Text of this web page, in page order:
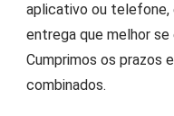
aplicativo ou telefone,
entrega que melhor se
Cumprimos os prazos
combinados.